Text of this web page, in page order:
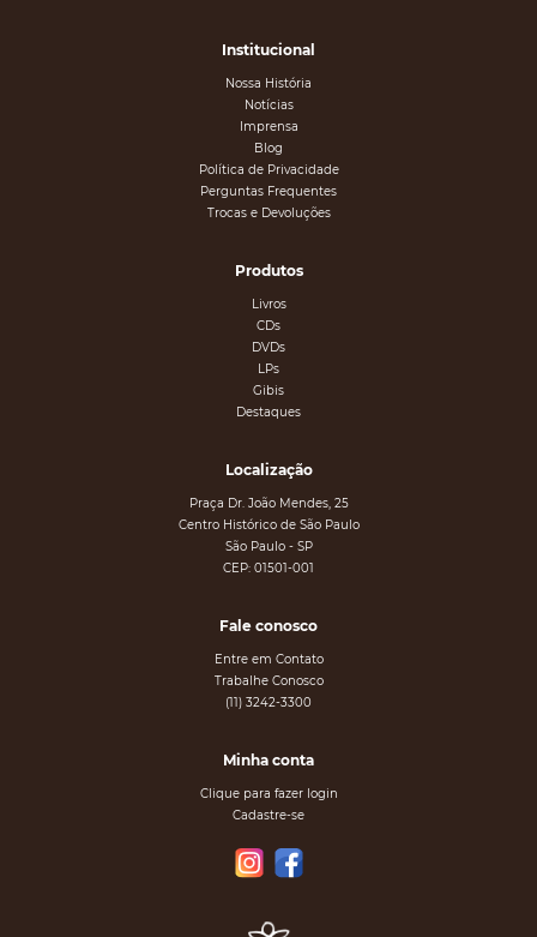
Institucional
Nossa História
Notícias
Imprensa
Blog
Política de Privacidade
Perguntas Frequentes
Trocas e Devoluções
Produtos
Livros
CDs
DVDs
LPs
Gibis
Destaques
Localização
Praça Dr. João Mendes, 25
Centro Histórico de São Paulo
São Paulo - SP
CEP: 01501-001
Fale conosco
Entre em Contato
Trabalhe Conosco
(11) 3242-3300
Minha conta
Clique para fazer login
Cadastre-se